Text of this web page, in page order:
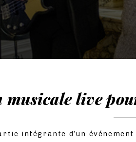
live
intégrante d’un événement